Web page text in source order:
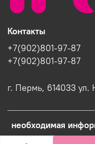
необходимая
Контакты
+7(902)801-97-87
+7(902)801-97-87
г. Пермь, 614033 ул.